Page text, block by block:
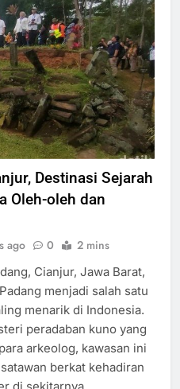
Destinasi Sejarah
Oleh-oleh dan
ago 0 2 mins
Cianjur, Jawa Barat,
menjadi salah satu
menarik di Indonesia.
peradaban kuno yang
arkeolog, kawasan ini
berkat kehadiran
di sekitarnya.